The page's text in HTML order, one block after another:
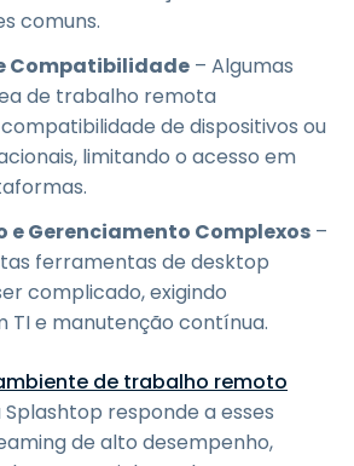
comuns.
Compatibilidade – Algumas
de trabalho remota
de dispositivos ou
limitando o acesso em
Gerenciamento Complexos –
ferramentas de desktop
complicado, exigindo
TI e manutenção contínua.
de trabalho remoto
responde a esses
de alto desempenho,